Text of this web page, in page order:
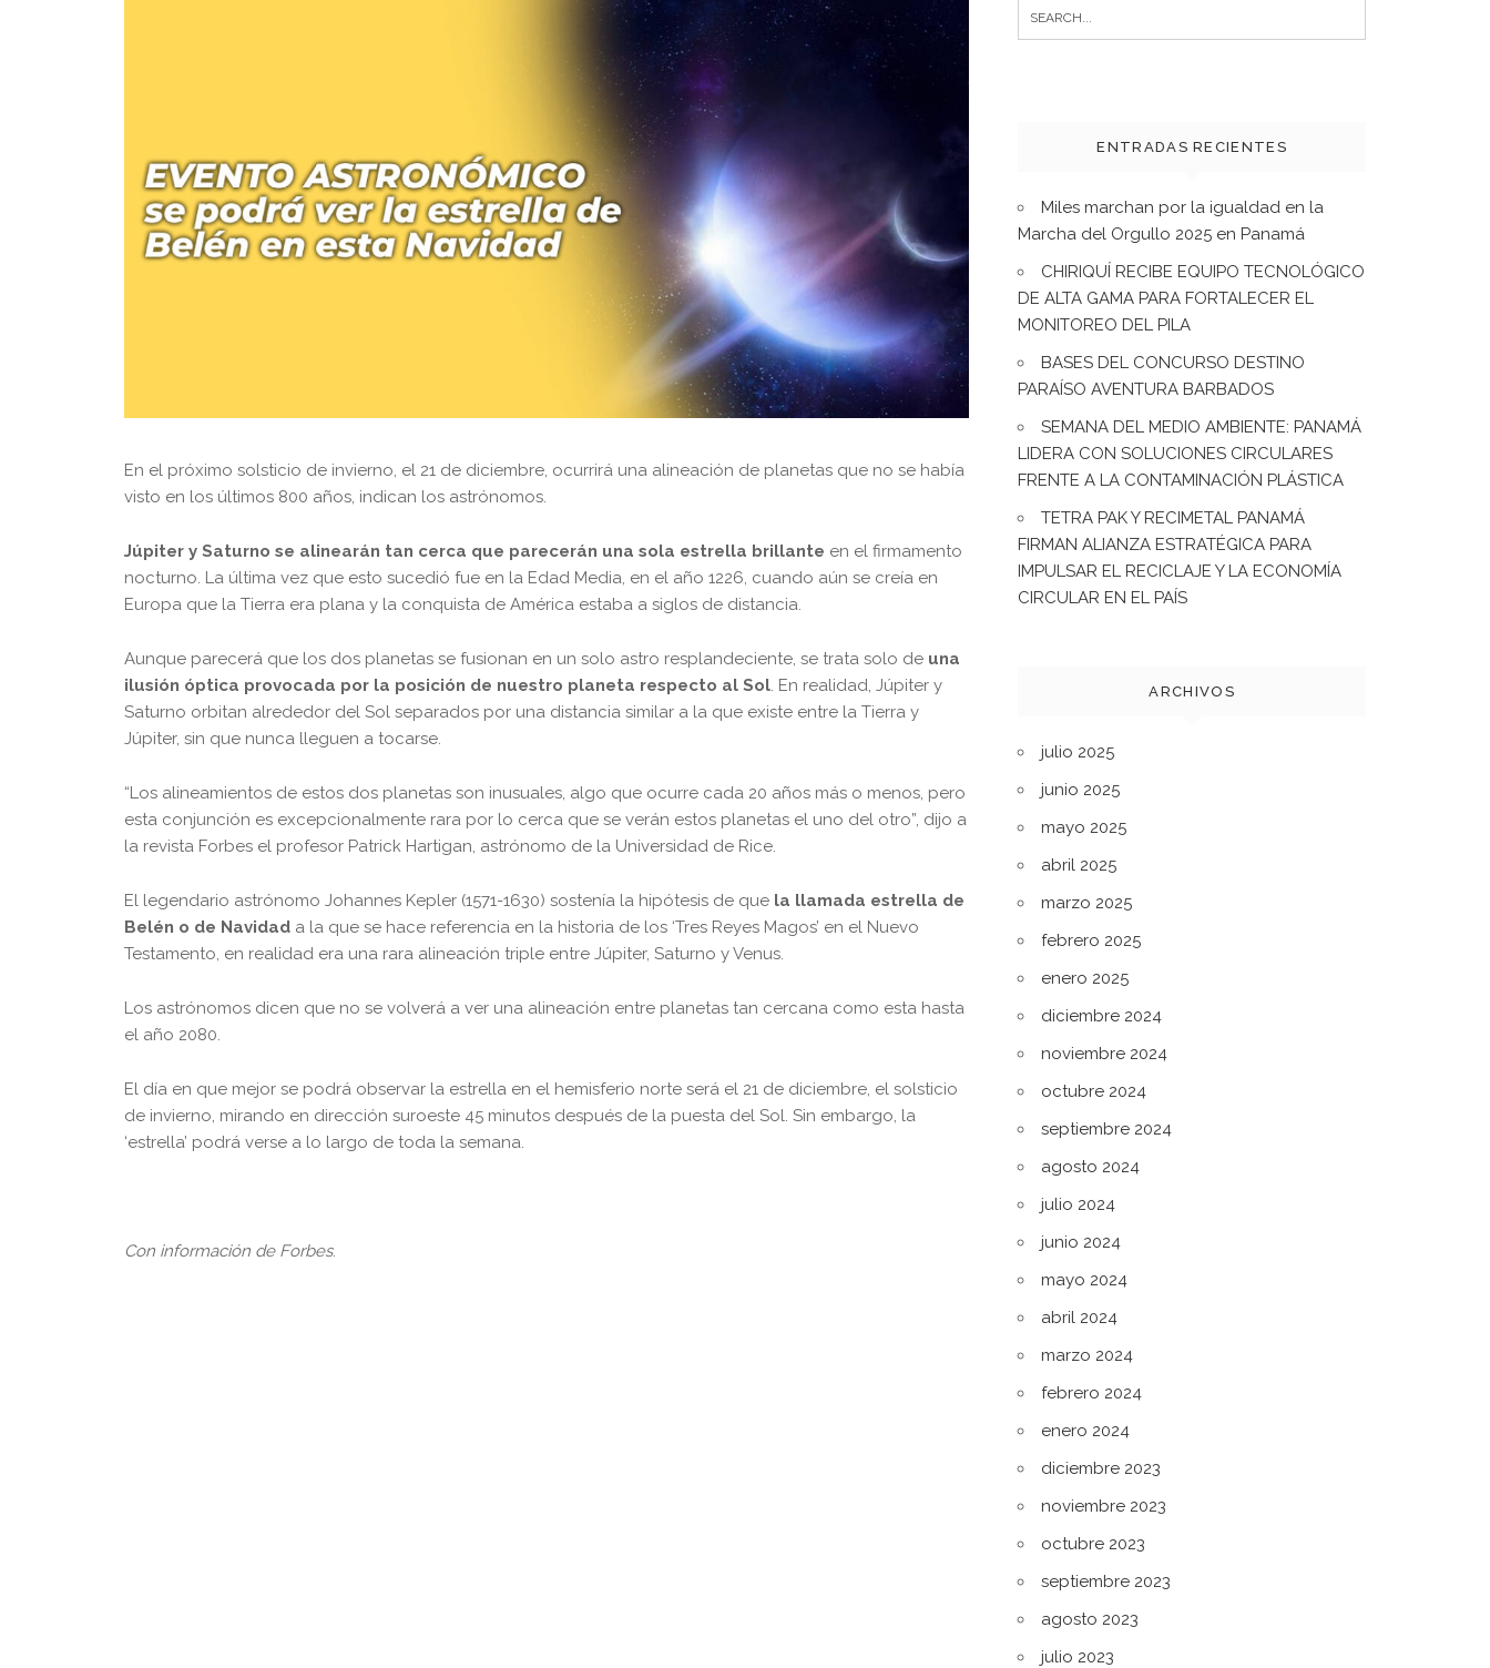
En el próximo solsticio de invierno, el 21 de diciembre, ocurrirá una alineación de planetas que no se había
visto en los últimos 800 años, indican los astrónomos.
Júpiter y Saturno se alinearán tan cerca que parecerán una sola estrella brillante en el firmamento
nocturno. La última vez que esto sucedió fue en la Edad Media, en el año 1226, cuando aún se creía en
Europa que la Tierra era plana y la conquista de América estaba a siglos de distancia.
Aunque parecerá que los dos planetas se fusionan en un solo astro resplandeciente, se trata solo de una
ilusión óptica provocada por la posición de nuestro planeta respecto al Sol. En realidad, Júpiter y
Saturno orbitan alrededor del Sol separados por una distancia similar a la que existe entre la Tierra y
Júpiter, sin que nunca lleguen a tocarse.
“Los alineamientos de estos dos planetas son inusuales, algo que ocurre cada 20 años más o menos, pero
esta conjunción es excepcionalmente rara por lo cerca que se verán estos planetas el uno del otro”, dijo a
la revista Forbes el profesor Patrick Hartigan, astrónomo de la Universidad de Rice.
El legendario astrónomo Johannes Kepler (1571-1630) sostenía la hipótesis de que la llamada estrella de
Belén o de Navidad a la que se hace referencia en la historia de los ‘Tres Reyes Magos’ en el Nuevo
Testamento, en realidad era una rara alineación triple entre Júpiter, Saturno y Venus.
Los astrónomos dicen que no se volverá a ver una alineación entre planetas tan cercana como esta hasta
el año 2080.
El día en que mejor se podrá observar la estrella en el hemisferio norte será el 21 de diciembre, el solsticio
de invierno, mirando en dirección suroeste 45 minutos después de la puesta del Sol. Sin embargo, la
‘estrella’ podrá verse a lo largo de toda la semana.
Con información de Forbes.
for:
ENTRADAS RECIENTES
Miles marchan por la igualdad en la
Marcha del Orgullo 2025 en Panamá
CHIRIQUÍ RECIBE EQUIPO TECNOLÓGICO
DE ALTA GAMA PARA FORTALECER EL
MONITOREO DEL PILA
BASES DEL CONCURSO DESTINO
PARAÍSO AVENTURA BARBADOS
SEMANA DEL MEDIO AMBIENTE: PANAMÁ
LIDERA CON SOLUCIONES CIRCULARES
FRENTE A LA CONTAMINACIÓN PLÁSTICA
TETRA PAK Y RECIMETAL PANAMÁ
FIRMAN ALIANZA ESTRATÉGICA PARA
IMPULSAR EL RECICLAJE Y LA ECONOMÍA
CIRCULAR EN EL PAÍS
ARCHIVOS
julio 2025
junio 2025
mayo 2025
abril 2025
marzo 2025
febrero 2025
enero 2025
diciembre 2024
noviembre 2024
octubre 2024
septiembre 2024
agosto 2024
julio 2024
junio 2024
mayo 2024
abril 2024
marzo 2024
febrero 2024
enero 2024
diciembre 2023
noviembre 2023
octubre 2023
septiembre 2023
agosto 2023
julio 2023